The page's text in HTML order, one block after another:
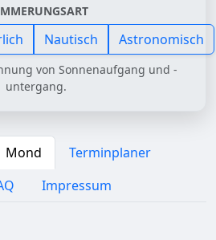
Nautisch Astronomisch
von Sonnenaufgang und -
untergang.
Mond
Terminplaner
Impressum